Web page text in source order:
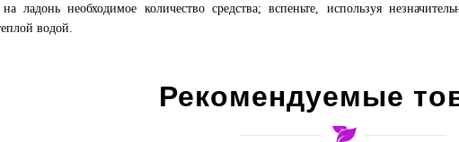
на ладонь необходимое количество средства; вспеньте, используя
водой.
Рекомендуемые